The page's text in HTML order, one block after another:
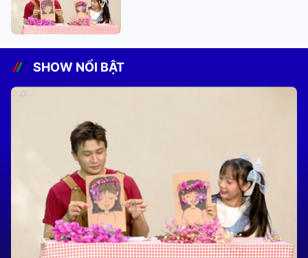
SHOW NỔI BẬT